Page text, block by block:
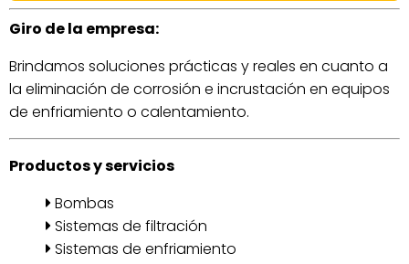
Giro de la empresa:
Brindamos soluciones prácticas y reales en cuanto a
la eliminación de corrosión e incrustación en equipos
de enfriamiento o calentamiento.
Productos y servicios
Bombas
Sistemas de filtración
Sistemas de enfriamiento